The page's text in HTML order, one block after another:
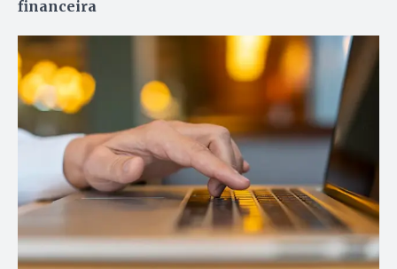
financeira